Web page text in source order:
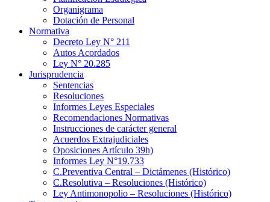
Organigrama
Dotación de Personal
Normativa
Decreto Ley N° 211
Autos Acordados
Ley N° 20.285
Jurisprudencia
Sentencias
Resoluciones
Informes Leyes Especiales
Recomendaciones Normativas
Instrucciones de carácter general
Acuerdos Extrajudiciales
Oposiciones Artículo 39h)
Informes Ley N°19.733
C.Preventiva Central – Dictámenes (Histórico)
C.Resolutiva – Resoluciones (Histórico)
Ley Antimonopolio – Resoluciones (Histórico)